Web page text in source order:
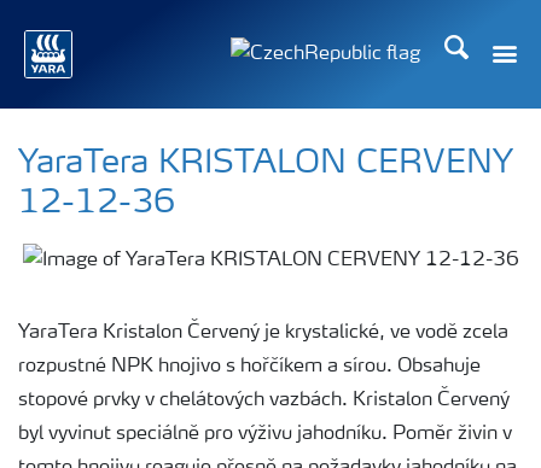
Hledat
YaraTera KRISTALON CERVENY
12-12-36
YaraTera Kristalon Červený je krystalické, ve vodě zcela
rozpustné NPK hnojivo s hořčíkem a sírou. Obsahuje
stopové prvky v chelátových vazbách. Kristalon Červený
byl vyvinut speciálně pro výživu jahodníku. Poměr živin v